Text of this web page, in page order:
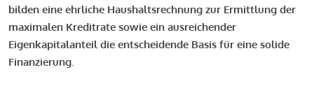
bilden eine ehrliche Haushaltsrechnung zur Ermittlung der
maximalen Kreditrate sowie ein ausreichender
Eigenkapitalanteil die entscheidende Basis für eine solide
Finanzierung.